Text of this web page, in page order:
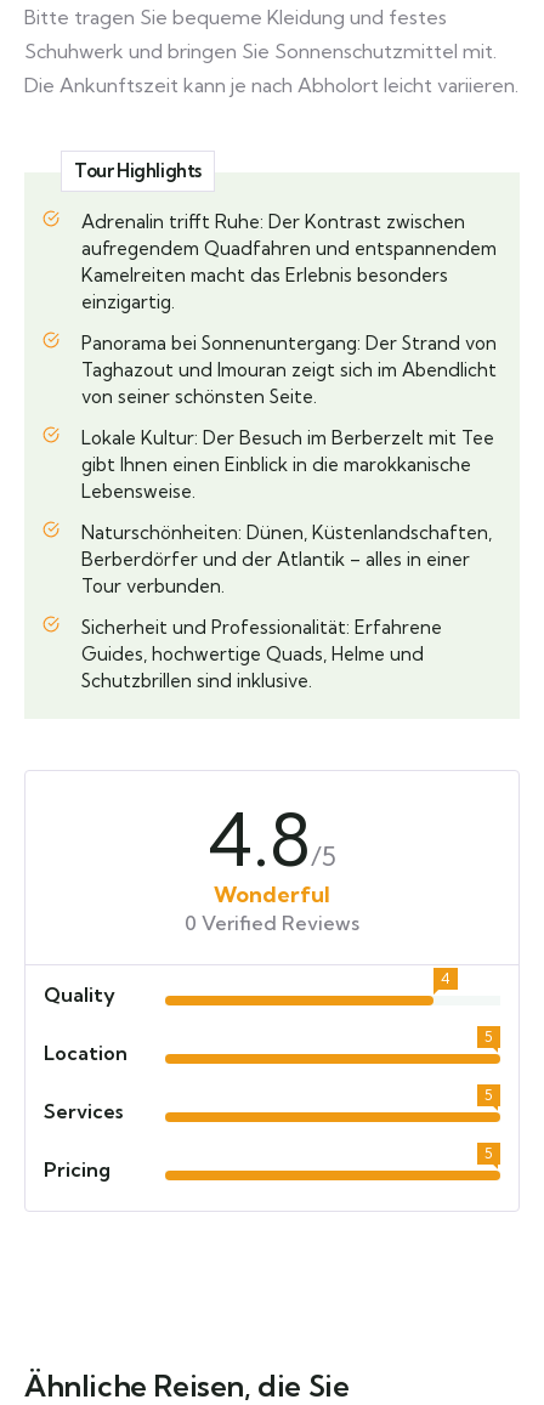
Bitte tragen Sie bequeme Kleidung und festes
Schuhwerk und bringen Sie Sonnenschutzmittel mit.
Die Ankunftszeit kann je nach Abholort leicht variieren.
Tour Highlights
Adrenalin trifft Ruhe: Der Kontrast zwischen
aufregendem Quadfahren und entspannendem
Kamelreiten macht das Erlebnis besonders
einzigartig.
Panorama bei Sonnenuntergang: Der Strand von
Taghazout und Imouran zeigt sich im Abendlicht
von seiner schönsten Seite.
Lokale Kultur: Der Besuch im Berberzelt mit Tee
gibt Ihnen einen Einblick in die marokkanische
Lebensweise.
Naturschönheiten: Dünen, Küstenlandschaften,
Berberdörfer und der Atlantik – alles in einer
Tour verbunden.
Sicherheit und Professionalität: Erfahrene
Guides, hochwertige Quads, Helme und
Schutzbrillen sind inklusive.
4.8/5
Wonderful
0 Verified Reviews
Quality
4
Location
5
Services
5
Pricing
5
Ähnliche Reisen, die Sie